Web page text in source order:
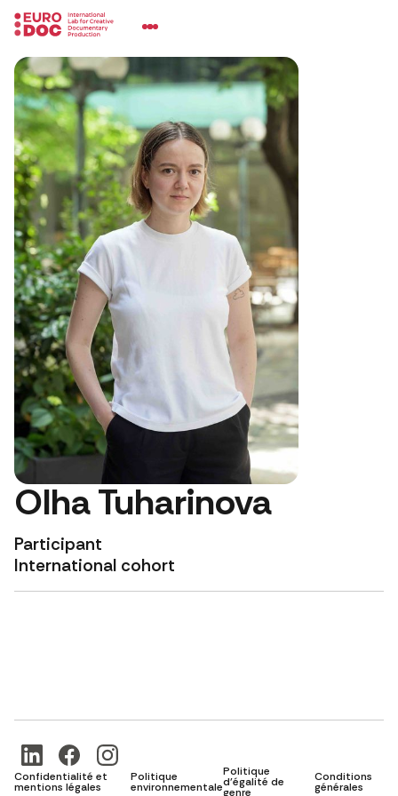
Olha Tuharinova
Participant
International cohort
Confidentialité et
mentions légales
Politique
environnementale
Politique
d'égalité de
genre
Conditions
générales